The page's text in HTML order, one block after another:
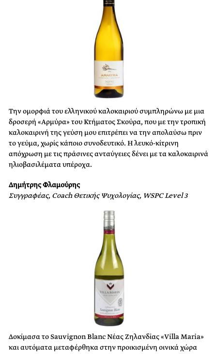
Την ομορφιά του ελληνικού καλοκαιριού συμπληρώνω με μια
δροσερή «Αρμύρα» του Κτήματος Σκούρα, που με την τροπική
καλοκαιρινή της γεύση μου επιτρέπει να την απολαύσω πριν
το γεύμα, χωρίς κάποιο συνοδευτικό. Η λευκό-κίτρινη
απόχρωση με τις πράσινες ανταύγειες δένει με τα καλοκαιρινά
ηλιοβασιλέματα υπέροχα.
Δημήτρης Φλαμούρης
Συγγραφέας, Coach Θετικής Ψυχολογίας, WSPC Level 3
Δοκίμασα το Sauvignon Blanc Νέας Ζηλανδίας «Villa Maria»
και αυτόματα μεταφέρθηκα στην προικισμένη οινικά χώρα